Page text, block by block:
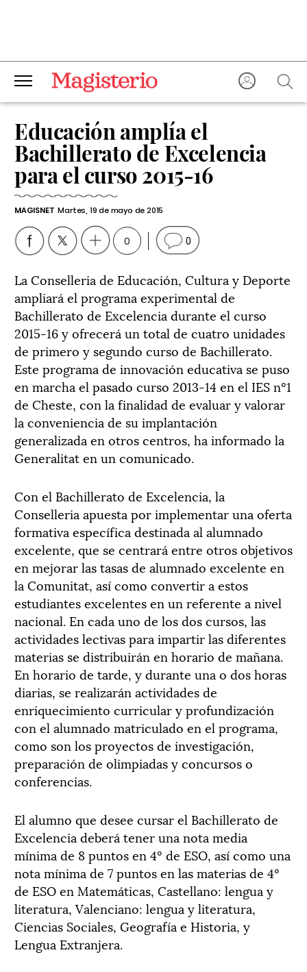
Educación amplía el
Bachillerato de Excelencia
para el curso 2015-16
MAGISNET Martes, 19 de mayo de 2015
0 0
La Conselleria de Educación, Cultura y Deporte
ampliará el programa experimental de
Bachillerato de Excelencia durante el curso
2015-16 y ofrecerá un total de cuatro unidades
de primero y segundo curso de Bachillerato.
Este programa de innovación educativa se puso
en marcha el pasado curso 2013-14 en el IES nº1
de Cheste, con la finalidad de evaluar y valorar
la conveniencia de su implantación
generalizada en otros centros, ha informado la
Generalitat en un comunicado.
Con el Bachillerato de Excelencia, la
Conselleria apuesta por implementar una oferta
formativa específica destinada al alumnado
excelente, que se centrará entre otros objetivos
en mejorar las tasas de alumnado excelente en
la Comunitat, así como convertir a estos
estudiantes excelentes en un referente a nivel
nacional. En cada uno de los dos cursos, las
actividades lectivas para impartir las diferentes
materias se distribuirán en horario de mañana.
En horario de tarde, y durante una o dos horas
diarias, se realizarán actividades de
enriquecimiento curricular y profundización
con el alumnado matriculado en el programa,
como son los proyectos de investigación,
preparación de olimpiadas y concursos o
conferencias.
El alumno que desee cursar el Bachillerato de
Excelencia deberá tener una nota media
mínima de 8 puntos en 4º de ESO, así como una
nota mínima de 7 puntos en las materias de 4º
de ESO en Matemáticas, Castellano: lengua y
literatura, Valenciano: lengua y literatura,
Ciencias Sociales, Geografía e Historia, y
Lengua Extranjera.